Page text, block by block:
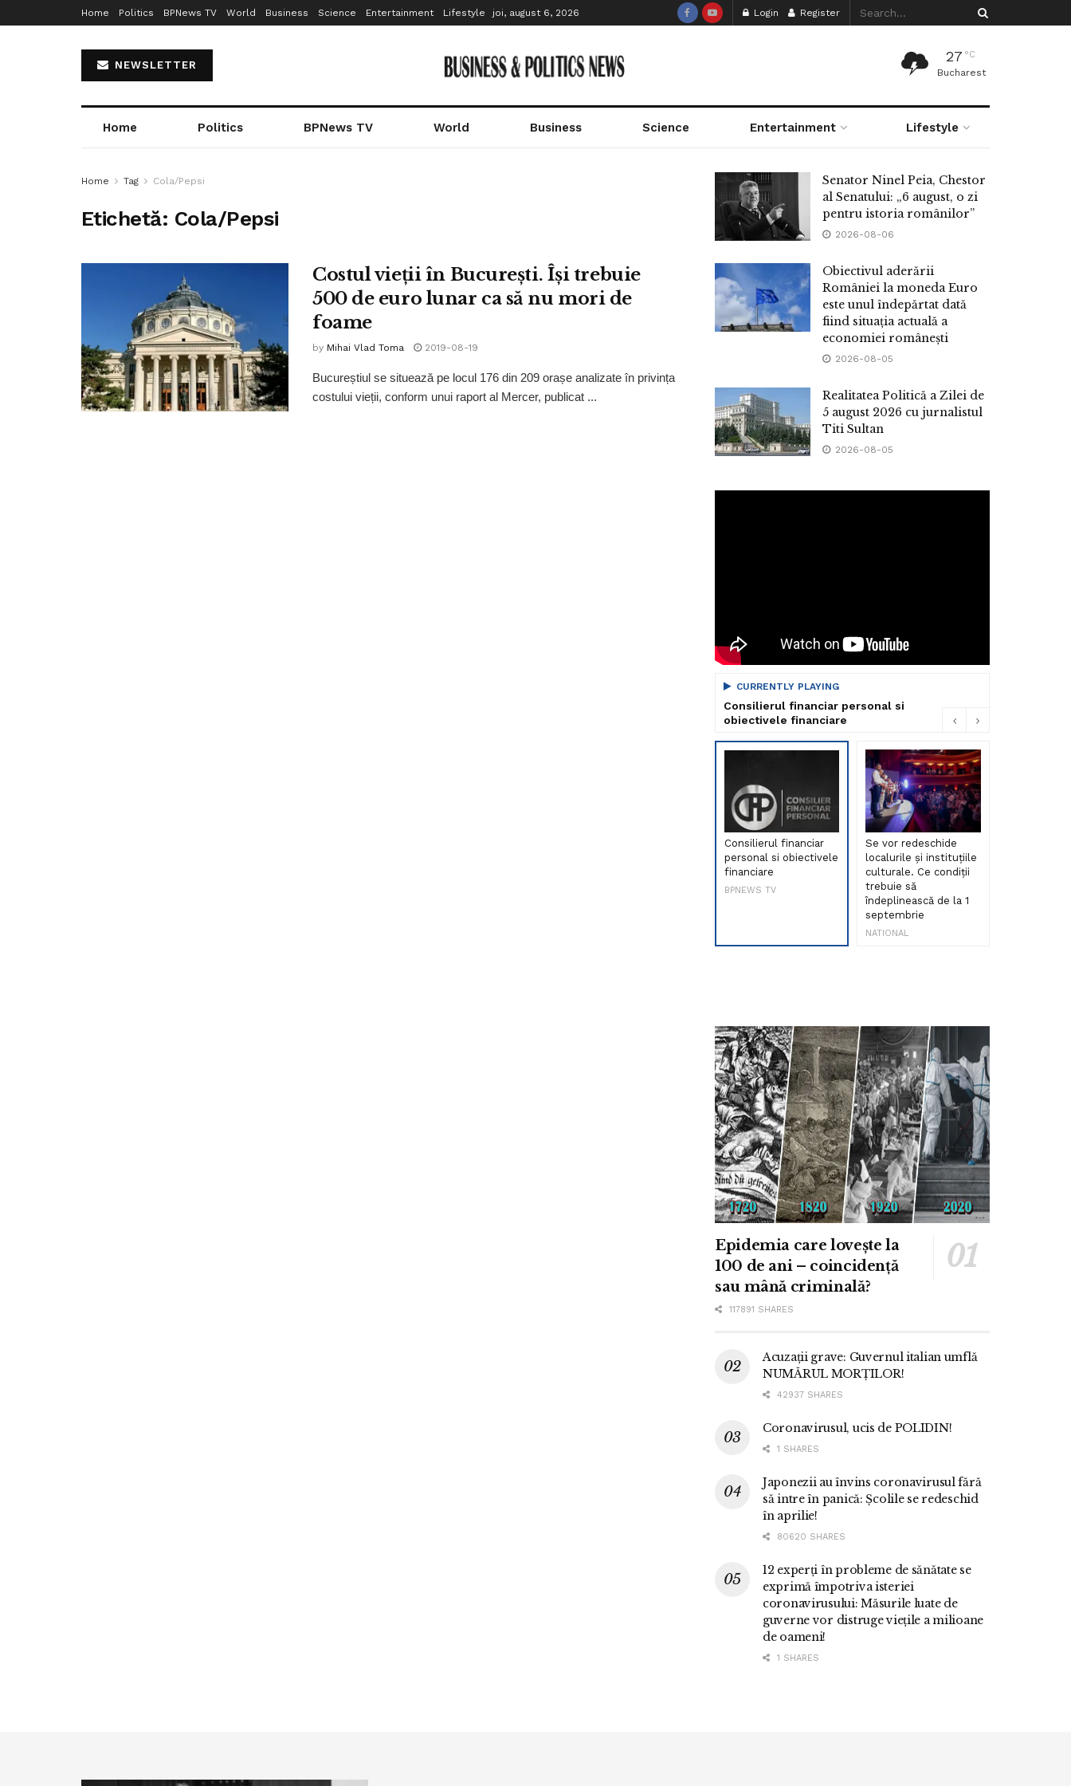
Home Politics BPNews TV World Business Science Entertainment Lifestyle joi, august 6, 2026 Login Register
NEWSLETTER
27 °C
Bucharest
Home Politics BPNews TV World Business Science Entertainment Lifestyle
Home Tag Cola/Pepsi
Etichetă: Cola/Pepsi
Costul vieții în București. Își trebuie
500 de euro lunar ca să nu mori de
foame
by Mihai Vlad Toma 2019-08-19
Bucureștiul se situează pe locul 176 din 209 orașe analizate în privința
costului vieții, conform unui raport al Mercer, publicat ...
Senator Ninel Peia, Chestor
al Senatului: „6 august, o zi
pentru istoria românilor”
2026-08-06
Obiectivul aderării
României la moneda Euro
este unul îndepărtat dată
fiind situația actuală a
economiei românești
2026-08-05
Realitatea Politică a Zilei de
5 august 2026 cu jurnalistul
Titi Sultan
2026-08-05
CURRENTLY PLAYING
Consilierul financiar personal si
obiectivele financiare
Consilierul financiar
personal si obiectivele
financiare
BPNEWS TV
Se vor redeschide
localurile și instituțiile
culturale. Ce condiții
trebuie să
îndeplinească de la 1
septembrie
NATIONAL
Epidemia care lovește la
100 de ani – coincidență
sau mână criminală?
117891 SHARES
Acuzații grave: Guvernul italian umflă
NUMĂRUL MORȚILOR!
42937 SHARES
Coronavirusul, ucis de POLIDIN!
1 SHARES
Japonezii au învins coronavirusul fără
să intre în panică: Școlile se redeschid
în aprilie!
80620 SHARES
12 experți în probleme de sănătate se
exprimă împotriva isteriei
coronavirusului: Măsurile luate de
guverne vor distruge viețile a milioane
de oameni!
1 SHARES